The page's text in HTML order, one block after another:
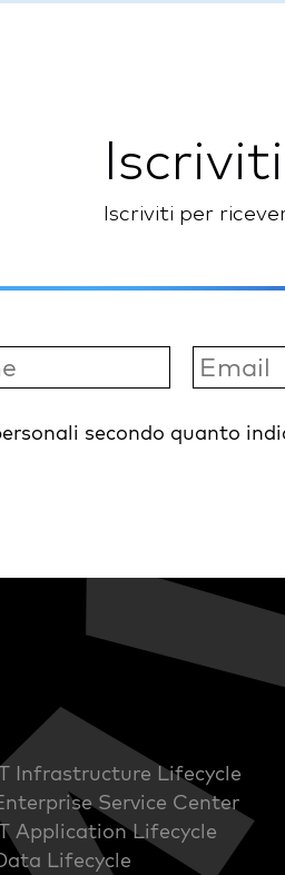
Iscriviti per
secondo quanto
Infrastructure Lifecycle
Service Center
Application Lifecycle
Lifecycle